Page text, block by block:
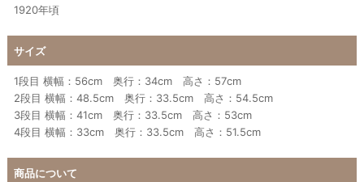
1920年頃
サイズ
1段目 横幅：56cm 奥行：34cm 高さ：57cm
2段目 横幅：48.5cm 奥行：33.5cm 高さ：54.5cm
3段目 横幅：41cm 奥行：33.5cm 高さ：53cm
4段目 横幅：33cm 奥行：33.5cm 高さ：51.5cm
商品について